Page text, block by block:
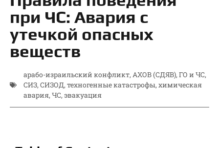
при ЧС: Авария с
утечкой опасных
веществ
арабо-израильский конфликт, АХОВ (СДЯВ), ГО и ЧС,
СИЗ, СИЗОД, техногенные катастрофы, химическая
авария, ЧС, эвакуация